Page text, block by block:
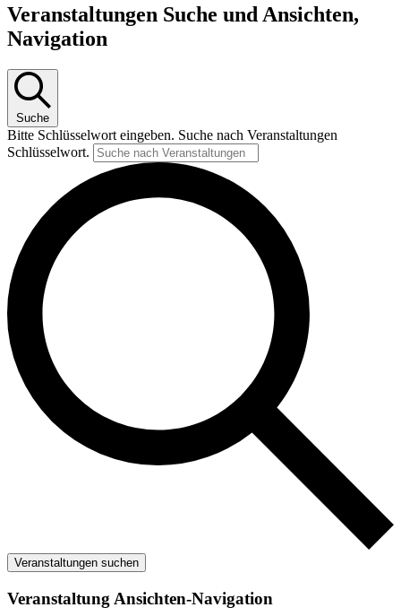
Veranstaltungen
für
9,
2026
Veranstaltungen Suche und Ansichten,
Navigation
Suche
Bitte Schlüsselwort eingeben. Suche nach Veranstaltungen
Schlüsselwort.
Veranstaltungen suchen
Veranstaltung Ansichten-Navigation